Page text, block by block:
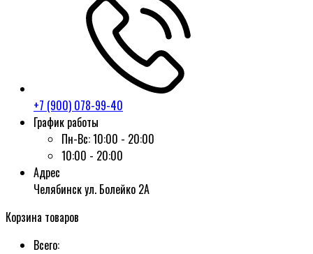
+7 (900) 078-99-40
График работы
Пн-Вс:10:00 - 20:00
10:00 - 20:00
Адрес
Челябинск ул. Болейко 2А
Корзина товаров
Всего: